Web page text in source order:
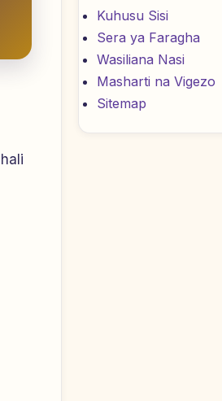
Kuhusu Sisi
Sera ya Faragha
Wasiliana Nasi
Masharti na Vigezo
Sitemap